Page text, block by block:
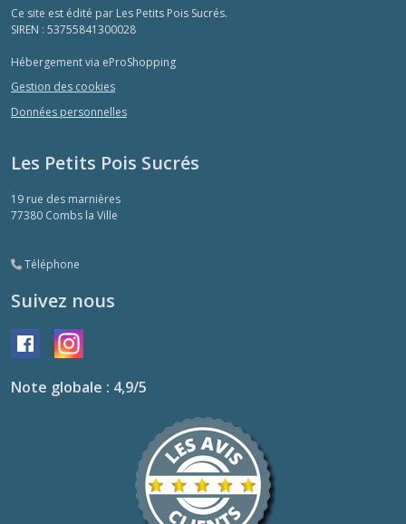
Ce site est édité par Les Petits Pois Sucrés.
SIREN : 53755841300028
Hébergement via eProShopping
Gestion des cookies
Données personnelles
Les Petits Pois Sucrés
19 rue des marnières
77380 Combs la Ville
Téléphone
Suivez nous
Note globale : 4,9/5